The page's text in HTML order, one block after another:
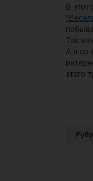
В этот
Так
А я со
этого